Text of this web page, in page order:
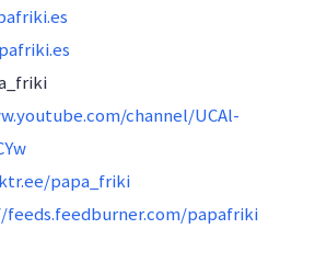
channel/UCAl-
papa_friki
papafriki